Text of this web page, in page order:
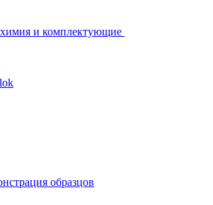
химия и комплектующие
образцов